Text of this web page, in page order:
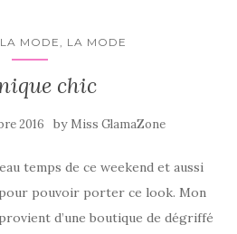
MODE, LA MODE
chic
2016 by Miss GlamaZone
temps de ce weekend et aussi
pouvoir porter ce look. Mon
d’une boutique de dégriffé